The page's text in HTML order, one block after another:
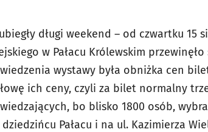
długi weekend – od czwartku
w Pałacu Królewskim
wystawy była obniżka cen
ich ceny, czyli za bilet normalny
bo blisko 1800 osób,
Pałacu i na ul. Kazimierza